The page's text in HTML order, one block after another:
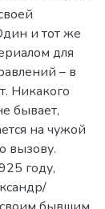
и тот же
для
– в
Никакого
бывает,
на чужой
вызову.
году,